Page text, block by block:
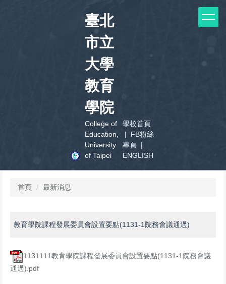
臺北
市立
大學
教育
學院
College of
Education,
University
of Taipei
學校首頁
|
FB粉絲
專頁 |
ENGLISH
首頁 最新消息
教育學院課程發展委員會設置要點(1131-1院務會議通過)
1131111教育學院課程發展委員會設置要點(1131-1院務會議
通過).pdf